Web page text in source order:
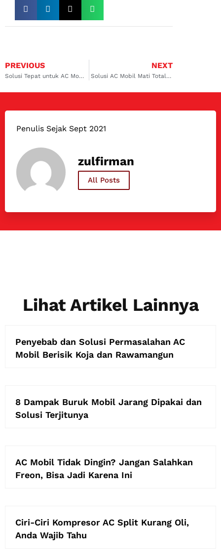
PREVIOUS
Solusi Tepat untuk AC Mobil CR-V Anda: Temukan Bengkel Terpercaya di Serpong
NEXT
Solusi AC Mobil Mati Total di Sambikerep: Bengkel Spesialis Terbaik Harga Terjangkau
Penulis Sejak Sept 2021
zulfirman
All Posts
Lihat Artikel Lainnya
Penyebab dan Solusi Permasalahan AC
Mobil Berisik Koja dan Rawamangun
8 Dampak Buruk Mobil Jarang Dipakai dan
Solusi Terjitunya
AC Mobil Tidak Dingin? Jangan Salahkan
Freon, Bisa Jadi Karena Ini
Ciri-Ciri Kompresor AC Split Kurang Oli,
Anda Wajib Tahu